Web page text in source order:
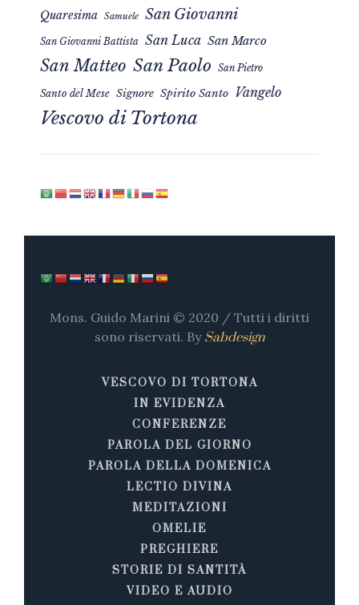
Quaresima Samuele San Giovanni
San Giovanni Battista San Luca San Marco
San Matteo San Paolo San Pietro
Santo del Mese Signore Spirito Santo Vangelo
Vescovo di Tortona
Mons. Guido Marini © 2020 / Tutti i diritti
sono riservati. By Sabdesign
VESCOVO DI TORTONA
IN EVIDENZA
CONFERENZE
PAROLA DEL GIORNO
PAROLA DELLA DOMENICA
LECTIO DIVINA
MEDITAZIONI
OMELIE
PREGHIERE
STORIE DI SANTITÀ
VIDEO E AUDIO